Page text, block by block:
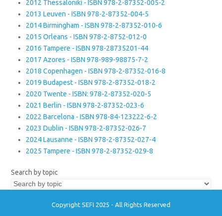
2012 Thessaloniki - ISBN 978-2-87352-005-2
2013 Leuven - ISBN 978-2-87352-004-5
2014 Birmingham - ISBN 978-2-87352-010-6
2015 Orleans - ISBN 978-2-8752-012-0
2016 Tampere - ISBN 978-28735201-44
2017 Azores - ISBN 978-989-98875-7-2
2018 Copenhagen - ISBN 978-2-87352-016-8
2019 Budapest - ISBN 978-2-87352-018-2
2020 Twente - ISBN: 978-2-87352-020-5
2021 Berlin - ISBN 978-2-87352-023-6
2022 Barcelona - ISBN 978-84-123222-6-2
2023 Dublin - ISBN 978-2-87352-026-7
2024 Lausanne - ISBN 978-2-87352-027-4
2025 Tampere - ISBN 978-2-87352-029-8
Search by topic
Copyright SEFI 2025 - All Rights Reserved